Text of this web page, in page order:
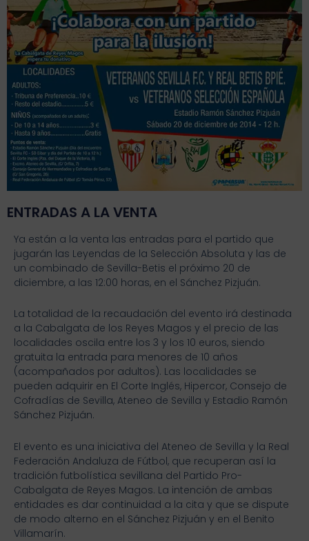
ENTRADAS A LA VENTA
Ya están a la venta las entradas para el partido que
jugarán las Leyendas de la Selección Absoluta y las de
un combinado de Sevilla-Betis el próximo 20 de
diciembre, a las 12:00 horas, en el Sánchez Pizjuán.
La totalidad de la recaudación del evento irá destinada
a la Cabalgata de los Reyes Magos y el precio de las
localidades oscila entre los 3 y los 10 euros, siendo
gratuita la entrada para menores de 10 años
(acompañados por adultos). Las localidades se
pueden adquirir en El Corte Inglés, Hipercor, Consejo de
Cofradías de Sevilla, Ateneo de Sevilla y Estadio Ramón
Sánchez Pizjuán.
El evento es una iniciativa del Ateneo de Sevilla y la Real
Federación Andaluza de Fútbol, que recuperan así la
tradición futbolística sevillana del Partido Pro-
Cabalgata de Reyes Magos. La intención de ambas
entidades es dar continuidad a la cita y que se dispute
de modo alterno en el Sánchez Pizjuán y en el Benito
Villamarín.